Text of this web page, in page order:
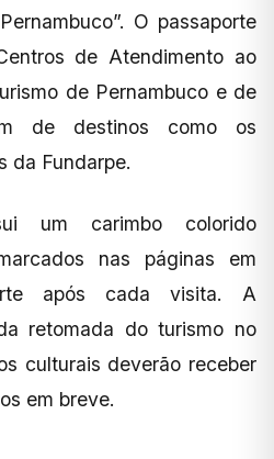
O passaporte
de Atendimento ao
de Pernambuco e de
de destinos como os
da Fundarpe.
um carimbo colorido
nas páginas em
após cada visita. A
retomada do turismo no
culturais deverão receber
em breve.